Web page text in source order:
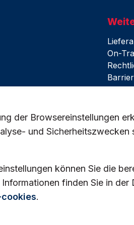
der Browsereinstellungen
und
können Sie die
finden Sie in
.
On-